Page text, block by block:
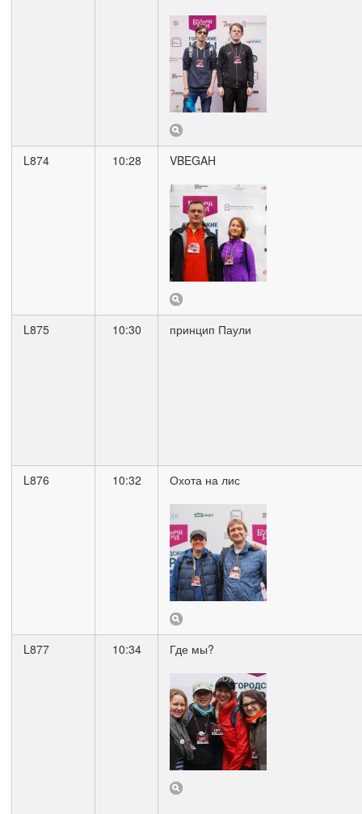
L874 10:28 VBEGAH
L875 10:30 принцип Паули
L876 10:32 Охота на лис
L877 10:34 Где мы?